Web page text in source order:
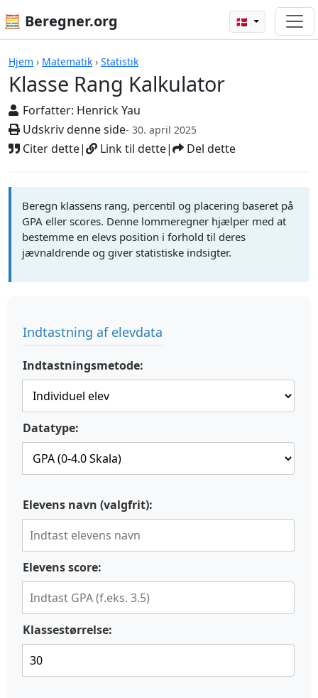
🧮 Beregner.org 🇩🇰
Hjem › Matematik › Statistik
Klasse Rang Kalkulator
Forfatter: Henrick Yau
Udskriv denne side- 30. april 2025
Citer dette| Link til dette| Del dette
Beregnere
Beregn klassens rang, percentil og placering baseret på
GPA eller scores. Denne lommeregner hjælper med at
bestemme en elevs position i forhold til deres
jævnaldrende og giver statistiske indsigter.
Indtastning af elevdata
Indtastningsmetode:
Datatype:
Elevens navn (valgfrit):
Elevens score:
Klassestørrelse: